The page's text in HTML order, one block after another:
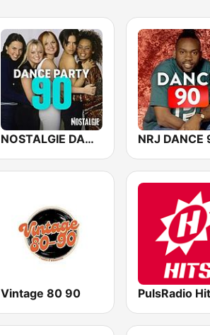
NOSTALGIE DANCE PARTY 90 NRJ DANCE
Vintage 80 90 PulsRadio